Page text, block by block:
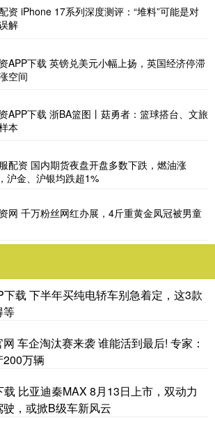
资 iPhone 17系列深度测评：“堆料”可能是对
解
APP下载 英镑兑美元小幅上扬，英国经济停滞
空间
APP下载 浙BA篮图丨菇勇者：篮球搭台、文旅
本
配资 国内期货夜盘开盘多数下跌，燃油涨
沪金、沪银均跌超1%
网 千万粉丝网红办展，4斤重黄金凤冠被男童
载 下半年买纯电轿车别急着定，这3款
等
车企淘汰赛来袭 谁能活到最后! 专家：
万辆
比亚迪秦MAX 8月13日上市，双动力
，或掀B级车新风云